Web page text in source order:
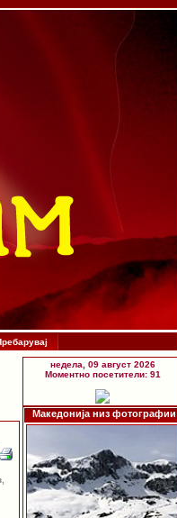
недела, 09 август 2026
Моментно посетители: 91
Македонија низ фотографии